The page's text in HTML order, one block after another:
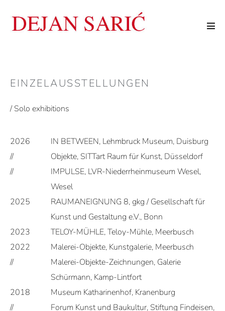
EINZELAUSSTELLUNGEN
/ Solo exhibitions
2026
IN BETWEEN, Lehmbruck Museum, Duisburg
//
Objekte, SITTart Raum für Kunst, Düsseldorf
//
IMPULSE, LVR-Niederrheinmuseum Wesel,
Wesel
2025
RAUMANEIGNUNG 8, gkg / Gesellschaft für
Kunst und Gestaltung e.V., Bonn
2023
TELOY-MÜHLE, Teloy-Mühle, Meerbusch
2022
Malerei-Objekte, Kunstgalerie, Meerbusch
//
Malerei-Objekte-Zeichnungen, Galerie
Schürmann, Kamp-Lintfort
2018
Museum Katharinenhof, Kranenburg
//
Forum Kunst und Baukultur, Stiftung Findeisen,